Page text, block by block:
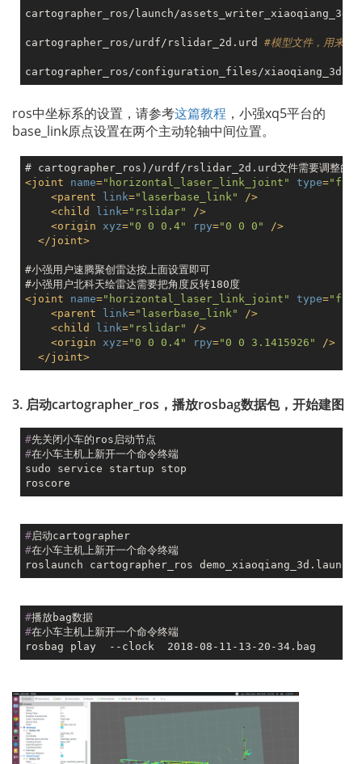
cartographer_ros/launch/
cartographer_ros/urdf/rslidar_2d.urd #模型文件，用来发
cartographer_ros/configuration_files/
ros中坐标系的设置，请参考这篇教程 ，小强xq5平台的
base_link原点设置在两个主动轮轴中间位置。
<joint name="horizontal_laser_link_joint" type=
<parent link="laserbase_link"
/>
<child link="rslidar"
/>
<origin xyz="0 0 0.4" rpy="0 0 0"
/>
</joint>
#小强用户速腾聚创雷达按上面设置即可
<joint name="horizontal_laser_link_joint" type=
<parent link="laserbase_link"
/>
<child link="rslidar"
/>
<origin xyz="0 0 0.4" rpy="0 0 3.1415926"
/>
</joint>
3. 启动cartographer_ros，播放rosbag数据包，开始建图
#先关闭小车的ros启动节点
#在小车主机上新开一个命令终端
sudo service startup stop
#启动cartographer
#在小车主机上新开一个命令终端
#播放bag数据
#在小车主机上新开一个命令终端